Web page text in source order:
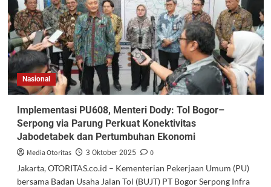
Nasional
Implementasi PU608, Menteri Dody: Tol Bogor–
Serpong via Parung Perkuat Konektivitas
Jabodetabek dan Pertumbuhan Ekonomi
Media Otoritas 3 Oktober 2025
0
Jakarta, OTORITAS.co.id – Kementerian Pekerjaan Umum (PU)
bersama Badan Usaha Jalan Tol (BUJT) PT Bogor Serpong Infra